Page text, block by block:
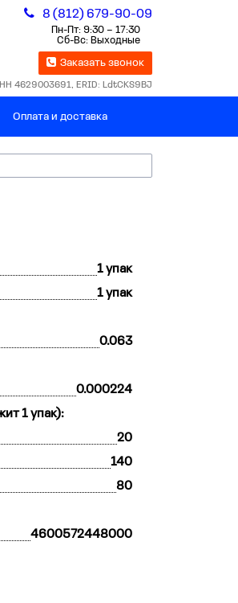
8 (812) 679-90-09
Пн-Пт: 9:30 – 17:30
Сб-Вс: Выходные
Заказать звонок
4629003691, ERID: LdtCKS9BJ
Оплата и доставка
1 упак
1 упак
0.063
0.000224
1 упак):
20
140
80
4600572448000